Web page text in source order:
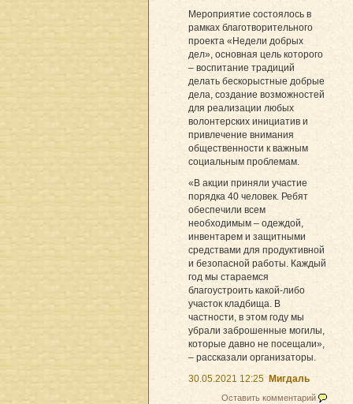
Мероприятие состоялось в
рамках благотворительного
проекта «Недели добрых
дел», основная цель которого
– воспитание традиций
делать бескорыстные добрые
дела, создание возможностей
для реализации любых
волонтерских инициатив и
привлечение внимания
общественности к важным
социальным проблемам.
«В акции приняли участие
порядка 40 человек. Ребят
обеспечили всем
необходимым – одеждой,
инвентарем и защитными
средствами для продуктивной
и безопасной работы. Каждый
год мы стараемся
благоустроить какой-либо
участок кладбища. В
частности, в этом году мы
убрали заброшенные могилы,
которые давно не посещали»,
– рассказали организаторы.
30.05.2021 12:25 Мигдаль
Оставить комментарий